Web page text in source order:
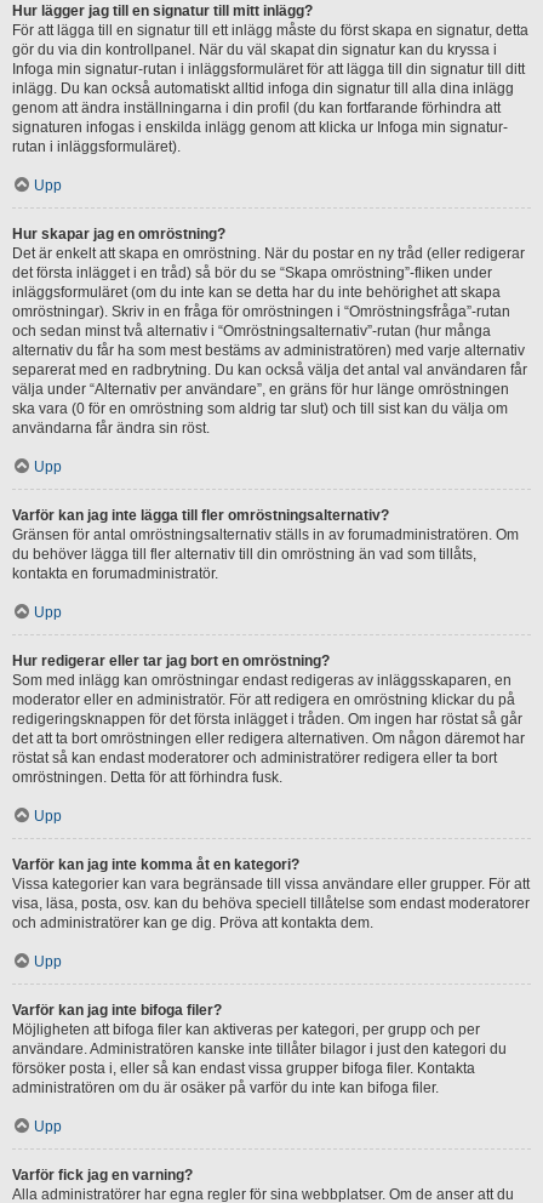
Hur lägger jag till en signatur till mitt inlägg?
För att lägga till en signatur till ett inlägg måste du först skapa en signatur, detta
gör du via din kontrollpanel. När du väl skapat din signatur kan du kryssa i
Infoga min signatur-rutan i inläggsformuläret för att lägga till din signatur till ditt
inlägg. Du kan också automatiskt alltid infoga din signatur till alla dina inlägg
genom att ändra inställningarna i din profil (du kan fortfarande förhindra att
signaturen infogas i enskilda inlägg genom att klicka ur Infoga min signatur-
rutan i inläggsformuläret).
Upp
Hur skapar jag en omröstning?
Det är enkelt att skapa en omröstning. När du postar en ny tråd (eller redigerar
det första inlägget i en tråd) så bör du se “Skapa omröstning”-fliken under
inläggsformuläret (om du inte kan se detta har du inte behörighet att skapa
omröstningar). Skriv in en fråga för omröstningen i “Omröstningsfråga”-rutan
och sedan minst två alternativ i “Omröstningsalternativ”-rutan (hur många
alternativ du får ha som mest bestäms av administratören) med varje alternativ
separerat med en radbrytning. Du kan också välja det antal val användaren får
välja under “Alternativ per användare”, en gräns för hur länge omröstningen
ska vara (0 för en omröstning som aldrig tar slut) och till sist kan du välja om
användarna får ändra sin röst.
Upp
Varför kan jag inte lägga till fler omröstningsalternativ?
Gränsen för antal omröstningsalternativ ställs in av forumadministratören. Om
du behöver lägga till fler alternativ till din omröstning än vad som tillåts,
kontakta en forumadministratör.
Upp
Hur redigerar eller tar jag bort en omröstning?
Som med inlägg kan omröstningar endast redigeras av inläggsskaparen, en
moderator eller en administratör. För att redigera en omröstning klickar du på
redigeringsknappen för det första inlägget i tråden. Om ingen har röstat så går
det att ta bort omröstningen eller redigera alternativen. Om någon däremot har
röstat så kan endast moderatorer och administratörer redigera eller ta bort
omröstningen. Detta för att förhindra fusk.
Upp
Varför kan jag inte komma åt en kategori?
Vissa kategorier kan vara begränsade till vissa användare eller grupper. För att
visa, läsa, posta, osv. kan du behöva speciell tillåtelse som endast moderatorer
och administratörer kan ge dig. Pröva att kontakta dem.
Upp
Varför kan jag inte bifoga filer?
Möjligheten att bifoga filer kan aktiveras per kategori, per grupp och per
användare. Administratören kanske inte tillåter bilagor i just den kategori du
försöker posta i, eller så kan endast vissa grupper bifoga filer. Kontakta
administratören om du är osäker på varför du inte kan bifoga filer.
Upp
Varför fick jag en varning?
Alla administratörer har egna regler för sina webbplatser. Om de anser att du